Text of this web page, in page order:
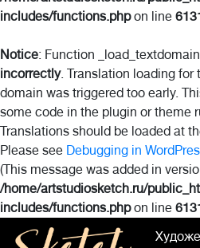
includes/functions.phpon line
Notice: Function
incorrectly. Translation loading for
domain was triggered too early.
some code in the plugin or theme
Translations should be loaded at
Please see Debugging in
(This message was added in
/home/artstudiosketch.ru/
includes/functions.phpon line